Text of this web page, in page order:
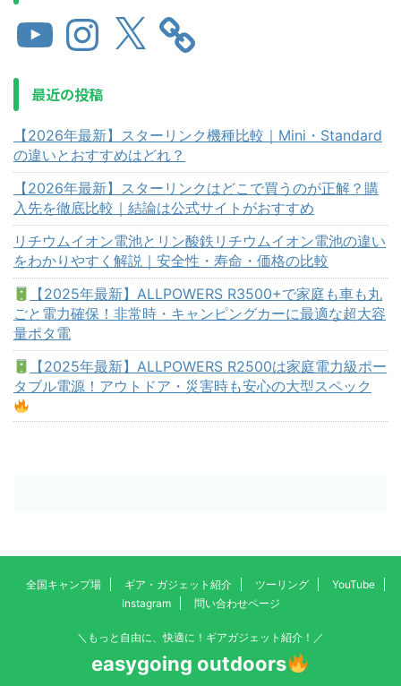
最近の投稿
【2026年最新】スターリンク機種比較｜Mini・Standard
の違いとおすすめはどれ？
【2026年最新】スターリンクはどこで買うのが正解？購
入先を徹底比較｜結論は公式サイトがおすすめ
リチウムイオン電池とリン酸鉄リチウムイオン電池の違い
をわかりやすく解説｜安全性・寿命・価格の比較
【2025年最新】ALLPOWERS R3500+で家庭も車も丸
ごと電力確保！非常時・キャンピングカーに最適な超大容
量ポタ電
【2025年最新】ALLPOWERS R2500は家庭電力級ポー
タブル電源！アウトドア・災害時も安心の大型スペック
全国キャンプ場 ギア・ガジェット紹介 ツーリング
YouTube
Instagram
問い合わせページ
＼もっと自由に、快適に！ギアガジェット紹介！／
easygoing outdoors